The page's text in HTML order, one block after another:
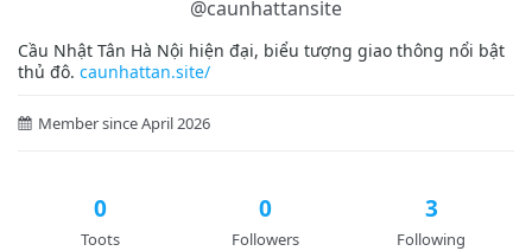
@caunhattansite
Cầu Nhật Tân Hà Nội hiện đại, biểu tượng giao thông nổi bật
thủ đô. caunhattan.site/
Member since April 2026
0
Toots
0
Followers
3
Following